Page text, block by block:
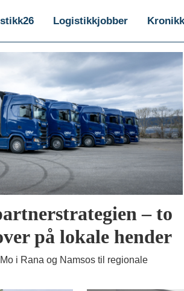
Logistikkjobber Kronikk
– to
på lokale hender
i Rana og Namsos til regionale